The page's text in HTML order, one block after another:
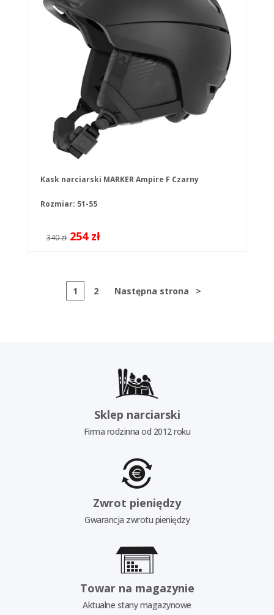
Kask narciarski MARKER Ampire F Czarny
Rozmiar: 51-55
340 zł 254 zł
1 2 Następna strona >
Sklep narciarski
Firma rodzinna od 2012 roku
Zwrot pieniędzy
Gwarancja zwrotu pieniędzy
Towar na magazynie
Aktualne stany magazynowe